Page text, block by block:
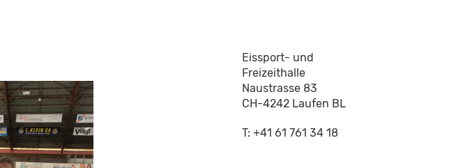
Eissport- und
Freizeithalle
Naustrasse 83
CH-4242 Laufen BL
T: +41 61 761 34 18